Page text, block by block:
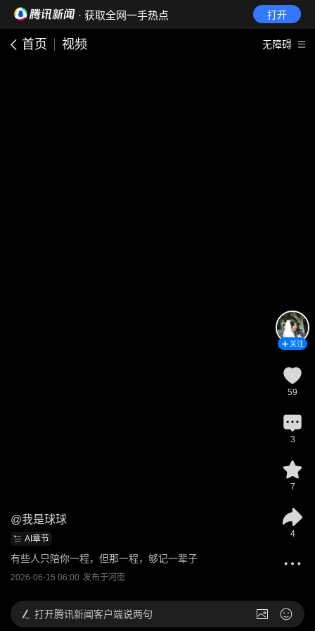
· 获取全网一手热点 打开
首页 视频 无障碍
@我是球球
AI章节
有些人只陪你一程，但那一程，够记一辈子
2026-06-15 06:00 发布于河南
关注
59
3
7
4
打开腾讯新闻客户端说两句